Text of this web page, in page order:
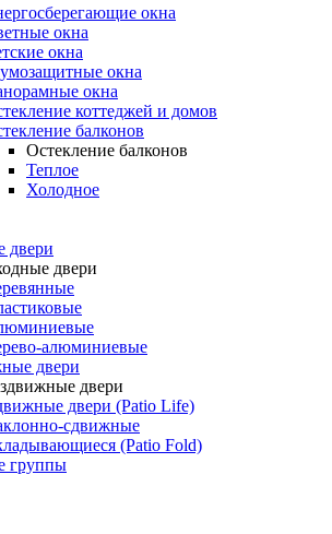
окна
окна
окна
окна
окна
коттеджей и домов
балконов
Остекление балконов
Теплое
Холодное
двери
двери
алюминиевые
двери
двери
двери (Patio Life)
сдвижные
(Patio Fold)
группы